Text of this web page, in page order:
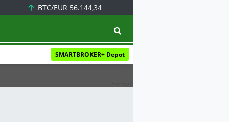
BTC/EUR 56.144,34
SMARTBROKER+ Depot